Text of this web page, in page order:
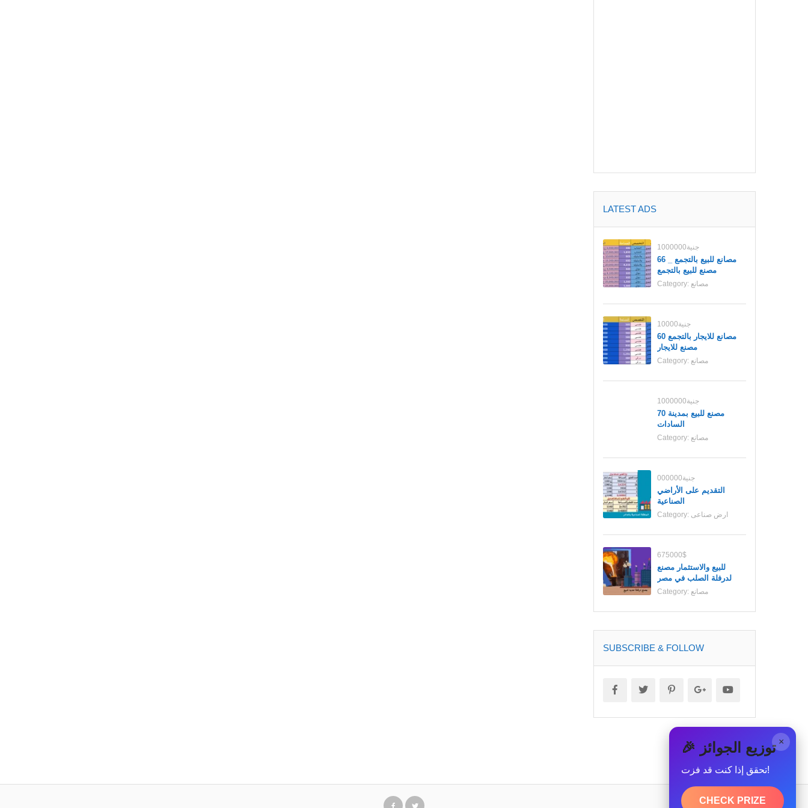
LATEST ADS
1000000جنية
مصانع للبيع بالتجمع _ 66
مصنع للبيع بالتجمع
Category: مصانع
10000جنية
مصانع للايجار بالتجمع 60
مصنع للايجار
Category: مصانع
1000000جنية
70 مصنع للبيع بمدينة
السادات
Category: مصانع
000000جنية
التقديم على الأراضي
الصناعية
Category: ارض صناعى
675000$
للبيع والاستثمار مصنع
لدرفلة الصلب في مصر
Category: مصانع
SUBSCRIBE & FOLLOW
× 🎉 توزيع الجوائز
تحقق إذا كنت قد فزت!
CHECK PRIZE